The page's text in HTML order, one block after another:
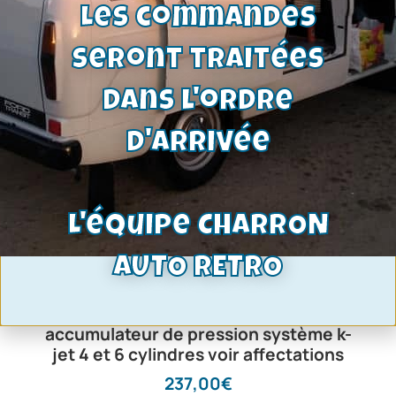
accumulateur de pression système k-
jet 4 et 6 cylindres voir affectations
237,00€
Les commandes
seront traitées
dans l'ordre
d'arrivée
L'équipe CHARRON
AUTO RETRO